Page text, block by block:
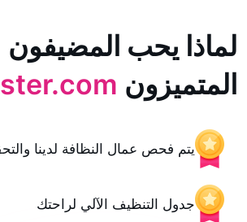
المضيفون
Cleanster.com
عمال النظافة لدينا والتحقق منها
التنظيف الآلي لراحتك